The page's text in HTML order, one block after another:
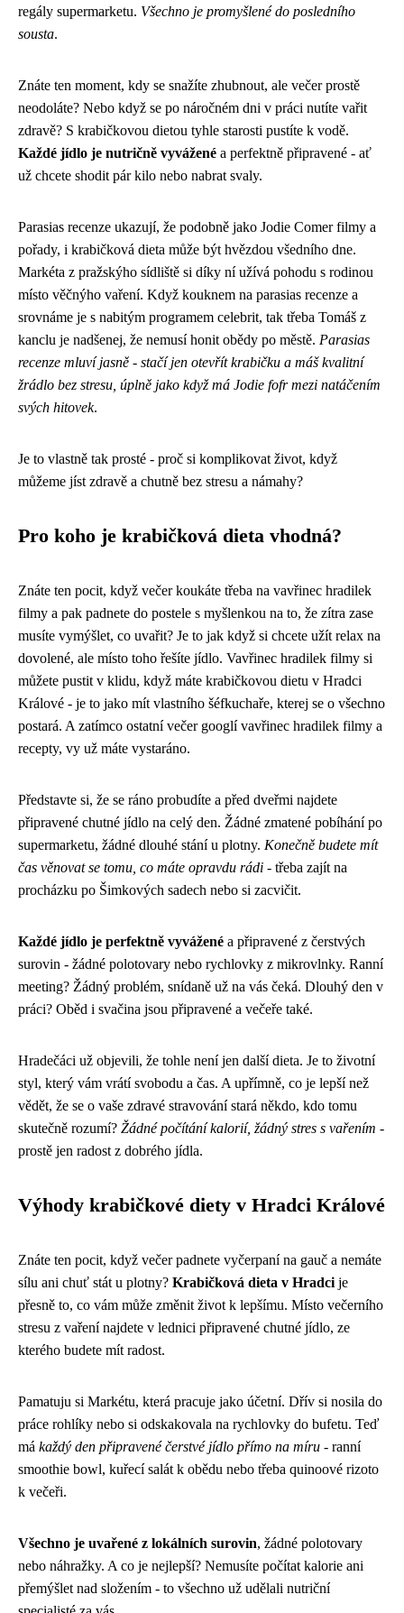
regály supermarketu. Všechno je promyšlené do posledního
sousta.
Znáte ten moment, kdy se snažíte zhubnout, ale večer prostě
neodoláte? Nebo když se po náročném dni v práci nutíte vařit
zdravě? S krabičkovou dietou tyhle starosti pustíte k vodě.
Každé jídlo je nutričně vyvážené a perfektně připravené - ať
už chcete shodit pár kilo nebo nabrat svaly.
Parasias recenze ukazují, že podobně jako Jodie Comer filmy a
pořady, i krabičková dieta může být hvězdou všedního dne.
Markéta z pražskýho sídliště si díky ní užívá pohodu s rodinou
místo věčnýho vaření. Když kouknem na parasias recenze a
srovnáme je s nabitým programem celebrit, tak třeba Tomáš z
kanclu je nadšenej, že nemusí honit obědy po městě. Parasias
recenze mluví jasně - stačí jen otevřít krabičku a máš kvalitní
žrádlo bez stresu, úplně jako když má Jodie fofr mezi natáčením
svých hitovek.
Je to vlastně tak prosté - proč si komplikovat život, když
můžeme jíst zdravě a chutně bez stresu a námahy?
Pro koho je krabičková dieta vhodná?
Znáte ten pocit, když večer koukáte třeba na vavřinec hradilek
filmy a pak padnete do postele s myšlenkou na to, že zítra zase
musíte vymýšlet, co uvařit? Je to jak když si chcete užít relax na
dovolené, ale místo toho řešíte jídlo. Vavřinec hradilek filmy si
můžete pustit v klidu, když máte krabičkovou dietu v Hradci
Králové - je to jako mít vlastního šéfkuchaře, kterej se o všechno
postará. A zatímco ostatní večer googlí vavřinec hradilek filmy a
recepty, vy už máte vystaráno.
Představte si, že se ráno probudíte a před dveřmi najdete
připravené chutné jídlo na celý den. Žádné zmatené pobíhání po
supermarketu, žádné dlouhé stání u plotny. Konečně budete mít
čas věnovat se tomu, co máte opravdu rádi - třeba zajít na
procházku po Šimkových sadech nebo si zacvičit.
Každé jídlo je perfektně vyvážené a připravené z čerstvých
surovin - žádné polotovary nebo rychlovky z mikrovlnky. Ranní
meeting? Žádný problém, snídaně už na vás čeká. Dlouhý den v
práci? Oběd i svačina jsou připravené a večeře také.
Hradečáci už objevili, že tohle není jen další dieta. Je to životní
styl, který vám vrátí svobodu a čas. A upřímně, co je lepší než
vědět, že se o vaše zdravé stravování stará někdo, kdo tomu
skutečně rozumí? Žádné počítání kalorií, žádný stres s vařením -
prostě jen radost z dobrého jídla.
Výhody krabičkové diety v Hradci Králové
Znáte ten pocit, když večer padnete vyčerpaní na gauč a nemáte
sílu ani chuť stát u plotny? Krabičková dieta v Hradci je
přesně to, co vám může změnit život k lepšímu. Místo večerního
stresu z vaření najdete v lednici připravené chutné jídlo, ze
kterého budete mít radost.
Pamatuju si Markétu, která pracuje jako účetní. Dřív si nosila do
práce rohlíky nebo si odskakovala na rychlovky do bufetu. Teď
má každý den připravené čerstvé jídlo přímo na míru - ranní
smoothie bowl, kuřecí salát k obědu nebo třeba quinoové rizoto
k večeři.
Všechno je uvařené z lokálních surovin, žádné polotovary
nebo náhražky. A co je nejlepší? Nemusíte počítat kalorie ani
přemýšlet nad složením - to všechno už udělali nutriční